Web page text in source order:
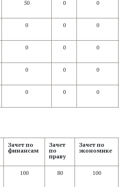
50 0 0
0 0 0
0 0 0
0 0 0
0 0 0
Зачет по
финансам
Зачет
по
праву
Зачет по
экономике
100 80 100